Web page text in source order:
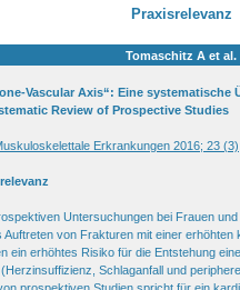
Praxisrelevanz
Tomaschitz A et al.
Vascular Axis“: Eine
Review of Prospective Studies
Erkrankungen 2016; 23 (3)
Untersuchungen bei Frauen
von Frakturen mit einer
ein erhöhtes Risiko für die Entstehung
Schlaganfall und